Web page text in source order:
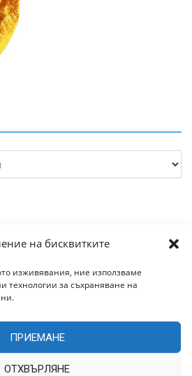
на бисквитките
изживявания, ние използваме
технологии за съхраняване на
ПРИЕМАНЕ
ОТХВЪРЛЯНЕ
| Цитирането на статии от